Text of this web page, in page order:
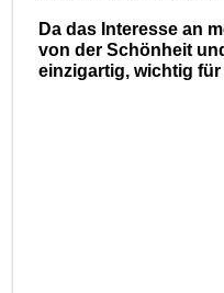
Da das Interesse an
von der Schönheit
einzigartig, wichtig